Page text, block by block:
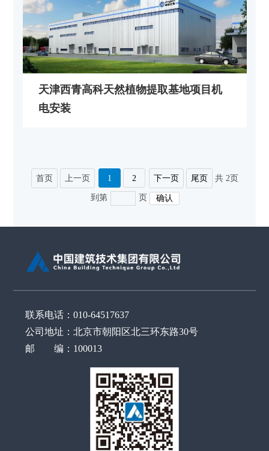
天津西青高科天然植物提取基地项目机
电安装
首页 上一页 1 2 下一页 尾页 共 2页
到第 页
联系电话：010-64517637
公司地址：北京市朝阳区北三环东路30号
邮 编：100013